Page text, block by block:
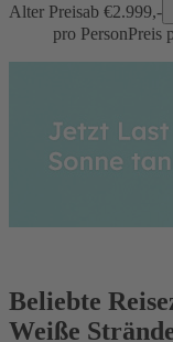
Alter Preisab €2.999,-
pro PersonPreis
Beliebte
Weiße